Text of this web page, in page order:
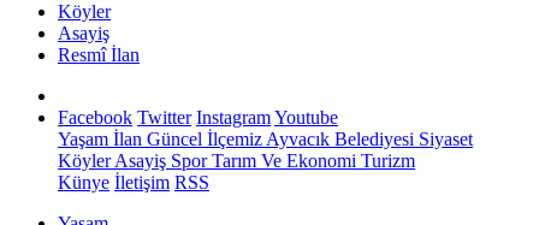
Köyler
Asayiş
Resmî İlan
Facebook Twitter InstagramYoutube
Yaşam İlan Güncel İlçemiz Ayvacık Belediyesi Siyaset
KöylerAsayiş SporTarım Ve Ekonomi Turizm
Künye İletişim RSS